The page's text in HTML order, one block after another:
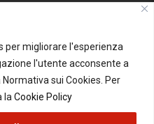
per migliorare l'esperienza
l'utente acconsente a
sui Cookies. Per
la Cookie Policy
PUBBLICITA'
pubblicità su questo Blog:
pubblicita@beppegrillo.it
PRIVACY POLICY CONTATTI